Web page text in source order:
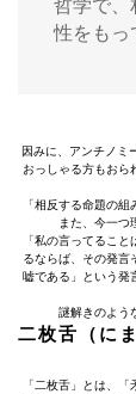
哲学で、
性をもっ
因みに、アンチノミ
おっしゃる方もおら
「相反する命題の
また、今一つ
「私の言ってるこ
るならば、その発言
嘘である」という発
謎解きのよう
二枚舌（に
「二枚舌」とは、